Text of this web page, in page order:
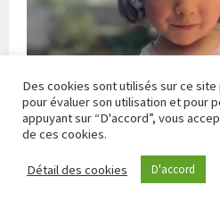
Des cookies sont utilisés sur ce
pour évaluer son utilisation et pour
appuyant sur “D'accord”, vous
de ces cookies.
Détail des cookies D'accord